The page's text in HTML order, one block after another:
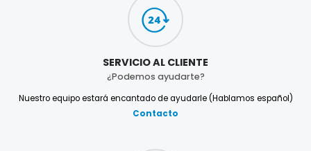
SERVICIO AL CLIENTE
¿Podemos ayudarte?
Nuestro equipo estará encantado de ayudarle (Hablamos español)
Contacto